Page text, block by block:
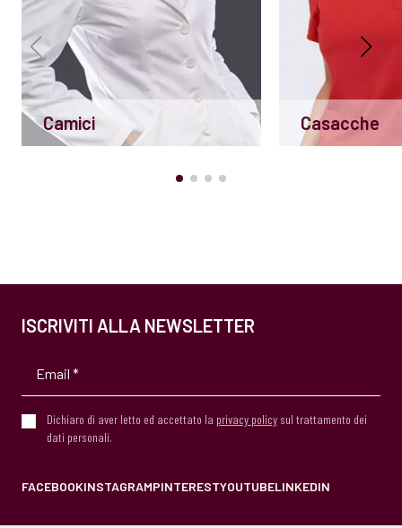
Camici Casacche
ISCRIVITI ALLA NEWSLETTER
Dichiaro di aver letto ed accettato la privacy policy sul trattamento dei
dati personali.
FACEBOOKINSTAGRAMPINTERESTYOUTUBELINKEDIN